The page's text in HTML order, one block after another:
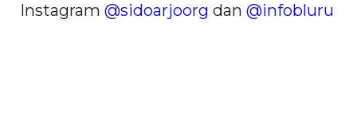
Instagram @sidoarjoorg dan @infobluru